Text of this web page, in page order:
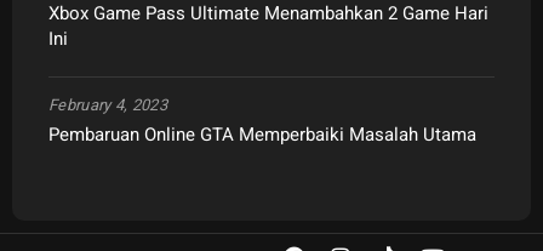
Xbox Game Pass Ultimate Menambahkan 2 Game Hari
Ini
Pembaruan Online GTA Memperbaiki Masalah Utama
February 4, 2023